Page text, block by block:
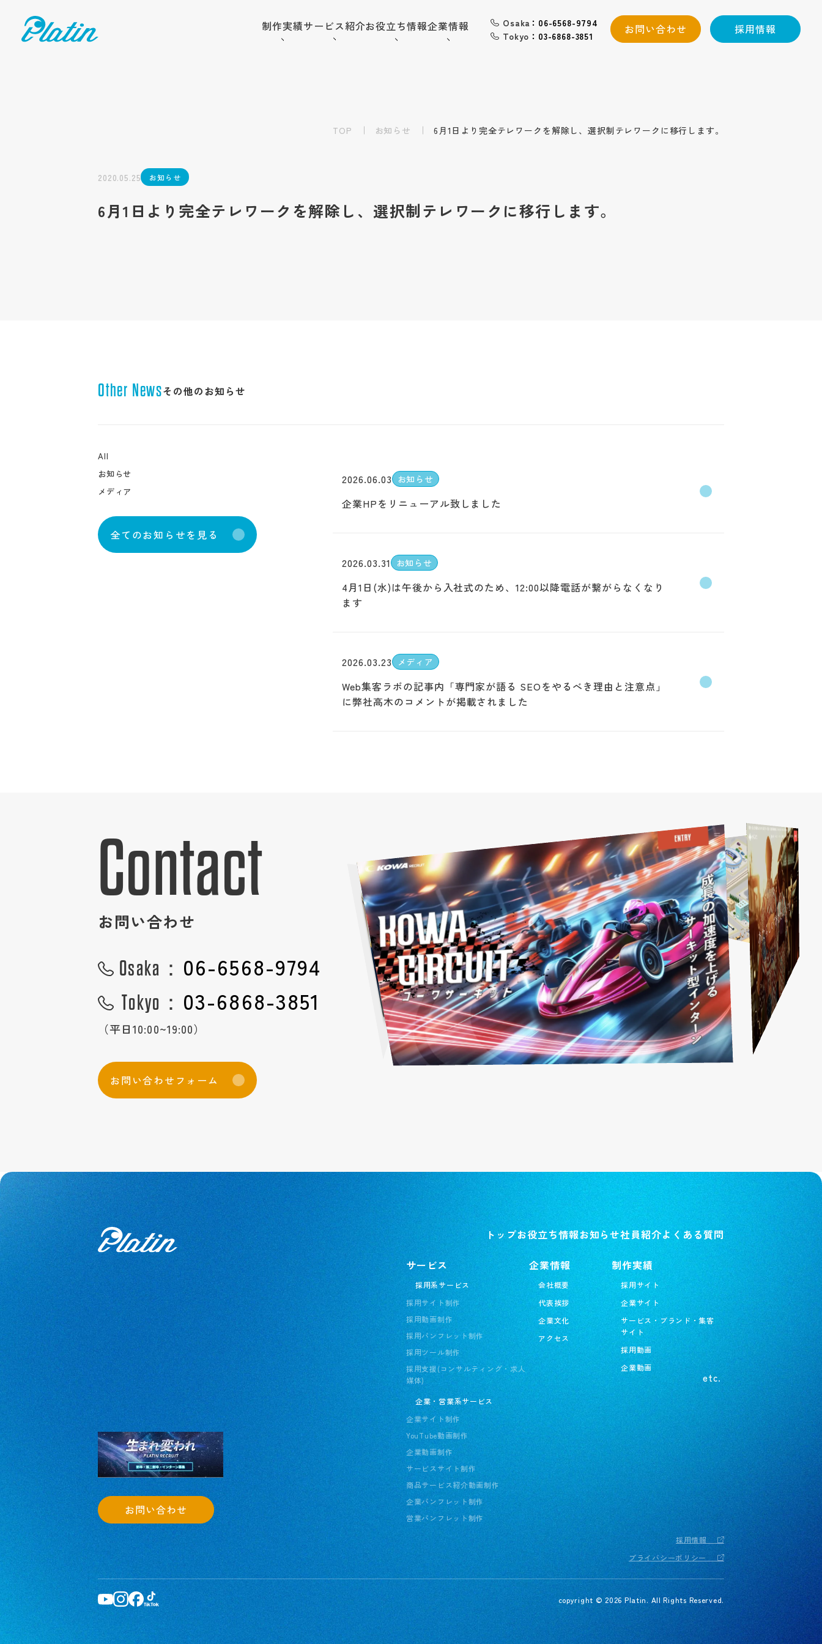
制作実績サービス紹介お役立ち情報企業情報 Osaka ：06-6568-9794
Tokyo ：03-6868-3851 お問い合わせ 採用情報
Osaka：
06-6568-
（平日10:00~19:00）
TOP お知らせ 6月1日より完全テレワークを解除し、選択制テレワークに移行します。
2020.05.25 お知らせ
6月1日より完全テレワークを解除し、選択制テレワークに移行します。
Other Newsその他のお知らせ
All
お知らせ
メディア
全て のお知 ら せを 見る
2026.06.03 お知らせ
企業HPをリニューアル致しました
2026.03.31 お知らせ
4月1日(水)は午後から入社式のため、12:00以降電話が繋がらなくなり
ます
2026.03.23 メディア
Web集客ラボの記事内「専門家が語る SEOをやるべき理由と注意点」
に弊社高木のコメントが掲載されました
Contact
お問い合わせ
Osaka： 06-6568-9794
Tokyo： 03-6868-3851
（平日10:00~19:00）
お問 い合わせ フ ォ ーム
お問い合わせ
トップお役立ち情報お知らせ社員紹介よくある質問
サービス
採用系サービス
採用サイト制作
採用動画制作
採用パンフレット制作
採用ツール制作
採用支援(コンサルティング・求人
媒体)
企業・営業系サービス
企業サイト制作
YouTube動画制作
企業動画制作
サービスサイト制作
商品サービス紹介動画制作
企業パンフレット制作
営業パンフレット制作
企業情報
会社概要
代表挨拶
企業文化
アクセス
制作実績
採用サイト
企業サイト
サービス・ブランド・集客
サイト
採用動画
企業動画
etc.
採用情報
プライバシーポリシー
copyright © 2026 Platin. All Rights Reserved.